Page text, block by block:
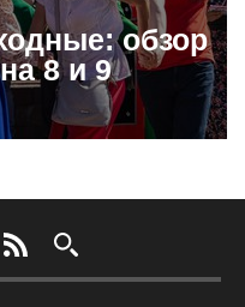
обзор
8 и 9